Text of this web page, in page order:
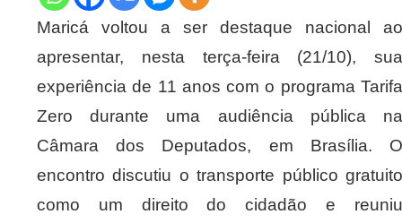
Maricá voltou a ser destaque nacional ao
apresentar, nesta terça-feira (21/10), sua
experiência de 11 anos com o programa Tarifa
Zero durante uma audiência pública na
Câmara dos Deputados, em Brasília. O
encontro discutiu o transporte público gratuito
como um direito do cidadão e reuniu